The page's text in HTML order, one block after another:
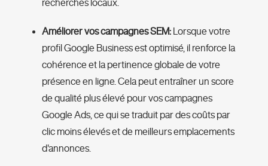
recherches locaux.
Améliorer vos campagnes SEM:Lorsque votre
profil Google Business est optimisé, il renforce la
cohérence et la pertinence globale de votre
présence en ligne. Cela peut entraîner un score
de qualité plus élevé pour vos campagnes
Google Ads, ce qui se traduit par des coûts par
clic moins élevés et de meilleurs emplacements
d'annonces.